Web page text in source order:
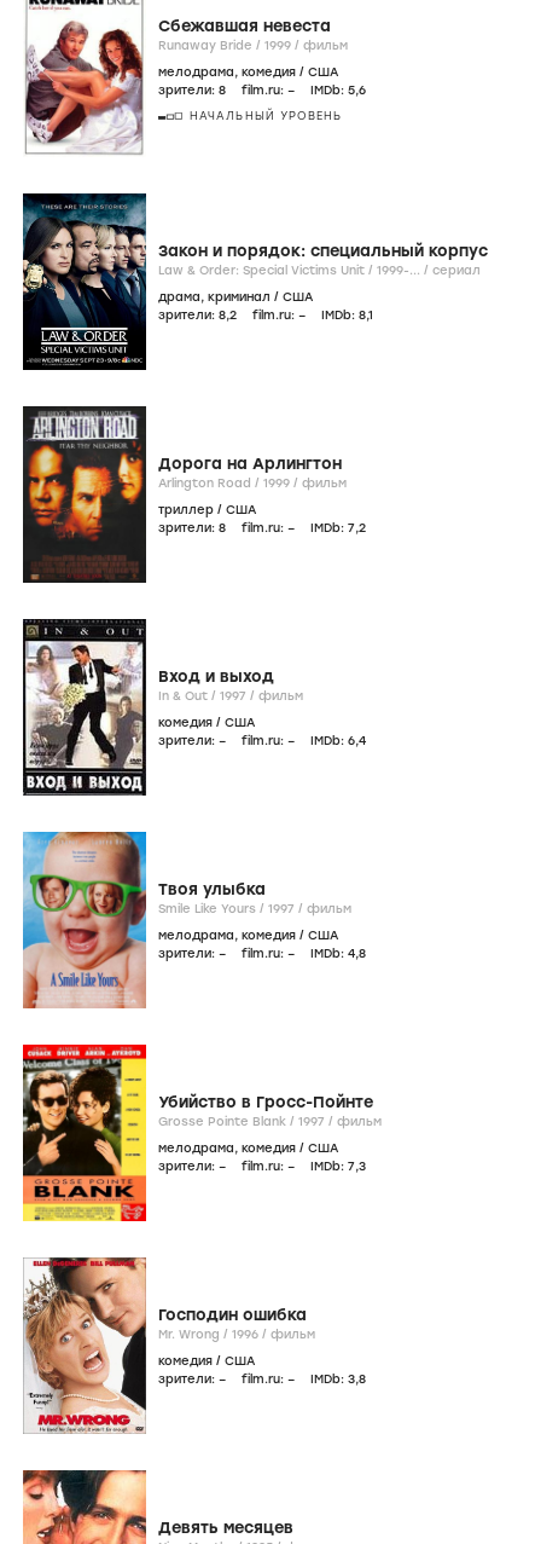
Сбежавшая невеста
Runaway Bride / 1999 / фильм
мелодрама, комедия / США
зрители: 8 film.ru: – IMDb: 5,6
НАЧАЛЬНЫЙ УРОВЕНЬ
Закон и порядок: специальный корпус
Law & Order: Special Victims Unit / 1999-... / сериал
драма, криминал / США
зрители: 8,2 film.ru: – IMDb: 8,1
Дорога на Арлингтон
Arlington Road / 1999 / фильм
триллер / США
зрители: 8 film.ru: – IMDb: 7,2
Вход и выход
In & Out / 1997 / фильм
комедия / США
зрители: – film.ru: – IMDb: 6,4
Твоя улыбка
Smile Like Yours / 1997 / фильм
мелодрама, комедия / США
зрители: – film.ru: – IMDb: 4,8
Убийство в Гросс-Пойнте
Grosse Pointe Blank / 1997 / фильм
мелодрама, комедия / США
зрители: – film.ru: – IMDb: 7,3
Господин ошибка
Mr. Wrong / 1996 / фильм
комедия / США
зрители: – film.ru: – IMDb: 3,8
Девять месяцев